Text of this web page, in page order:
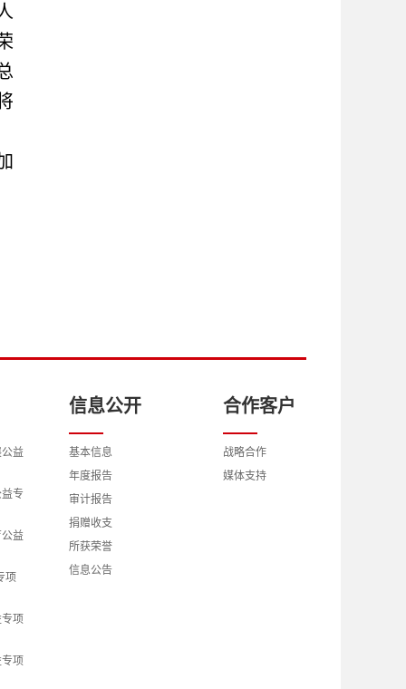
益
专
益
项
项
项
信息公开
基本信息
年度报告
审计报告
捐赠收支
所获荣誉
信息公告
合作客户
战略合作
媒体支持